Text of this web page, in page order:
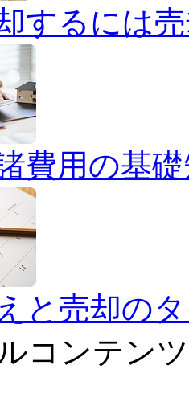
するには
費用の基
と売却の
コンテンツ